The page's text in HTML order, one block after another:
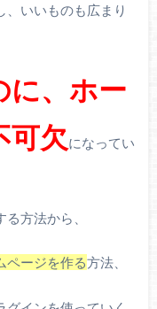
、いいものも広まり
に、ホー
可欠 になってい
る方法から、
ページを作る方法、